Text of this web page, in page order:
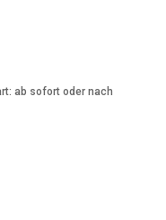
ab sofort oder nach